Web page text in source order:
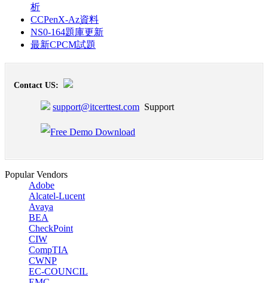
析
CCPenX-Az資料
NS0-164題庫更新
最新CPCM試題
Contact US:
support@itcerttest.com Support
Popular Vendors
Adobe
Alcatel-Lucent
Avaya
BEA
CheckPoint
CIW
CompTIA
CWNP
EC-COUNCIL